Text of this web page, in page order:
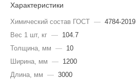
Характеристики
Химический состав ГОСТ — 4784-2019
Вес 1 шт, кг — 104.7
Толщина, мм — 10
Ширина, мм — 1200
Длина, мм — 3000